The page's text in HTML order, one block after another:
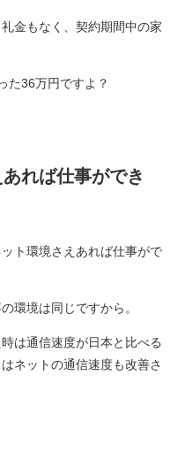
金もなく、契約期間中の家
た36万円ですよ？
れば仕事ができ
ト環境さえあれば仕事がで
環境は同じですから。
は通信速度が日本と比べる
ネットの通信速度も改善さ